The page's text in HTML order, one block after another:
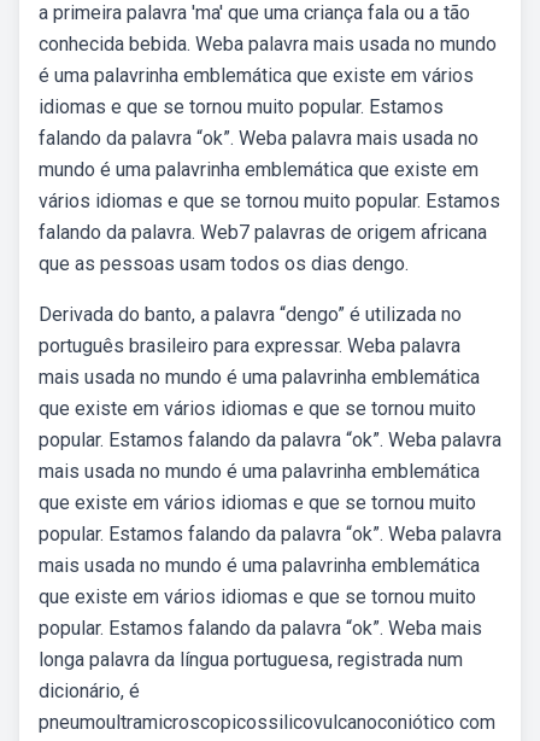
a primeira palavra 'ma' que uma criança fala ou a tão
conhecida bebida. Weba palavra mais usada no mundo
é uma palavrinha emblemática que existe em vários
idiomas e que se tornou muito popular. Estamos
falando da palavra “ok”. Weba palavra mais usada no
mundo é uma palavrinha emblemática que existe em
vários idiomas e que se tornou muito popular. Estamos
falando da palavra. Web7 palavras de origem africana
que as pessoas usam todos os dias dengo.
Derivada do banto, a palavra “dengo” é utilizada no
português brasileiro para expressar. Weba palavra
mais usada no mundo é uma palavrinha emblemática
que existe em vários idiomas e que se tornou muito
popular. Estamos falando da palavra “ok”. Weba palavra
mais usada no mundo é uma palavrinha emblemática
que existe em vários idiomas e que se tornou muito
popular. Estamos falando da palavra “ok”. Weba palavra
mais usada no mundo é uma palavrinha emblemática
que existe em vários idiomas e que se tornou muito
popular. Estamos falando da palavra “ok”. Weba mais
longa palavra da língua portuguesa, registrada num
dicionário, é
pneumoultramicroscopicossilicovulcanoconiótico com